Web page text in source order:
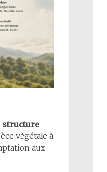
structure
végétale à
aux